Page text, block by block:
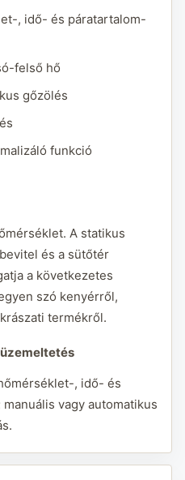
, idő- és páratartalom-
felső hő
gőzölés
funkció
A statikus
és a sütőtér
a következetes
szó kenyérről,
termékről.
, idő- és
vagy automatikus